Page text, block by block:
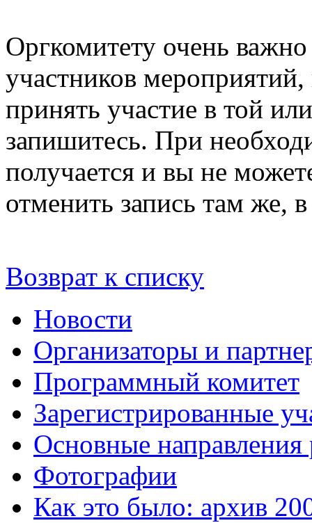
Оргкомитету очень
участников
принять участие в той
запишитесь. При
получается и вы не
отменить запись там же,
Возврат к списку
Новости
Организаторы и
Программный комитет
Зарегистрированные
Основные направления
Фотографии
Как это было: архив